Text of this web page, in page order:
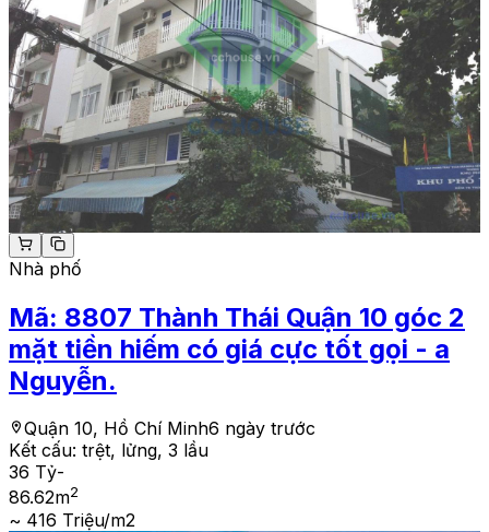
Nhà phố
Mã: 8807 Thành Thái Quận 10 góc 2
mặt tiền hiếm có giá cực tốt gọi - a
Nguyễn.
Quận 10, Hồ Chí Minh6 ngày trước
Kết cấu: trệt, lửng, 3 lầu
36 Tỷ-
86.62m2
~ 416 Triệu/m2